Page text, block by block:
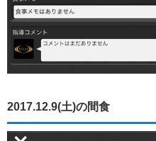
2017.12.9(土)の間食